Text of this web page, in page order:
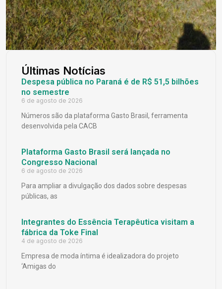
Últimas Notícias
Despesa pública no Paraná é de R$ 51,5 bilhões
no semestre
6 de agosto de 2026
Números são da plataforma Gasto Brasil, ferramenta
desenvolvida pela CACB
Plataforma Gasto Brasil será lançada no
Congresso Nacional
6 de agosto de 2026
Para ampliar a divulgação dos dados sobre despesas
públicas, as
Integrantes do Essência Terapêutica visitam a
fábrica da Toke Final
4 de agosto de 2026
Empresa de moda íntima é idealizadora do projeto
‘Amigas do